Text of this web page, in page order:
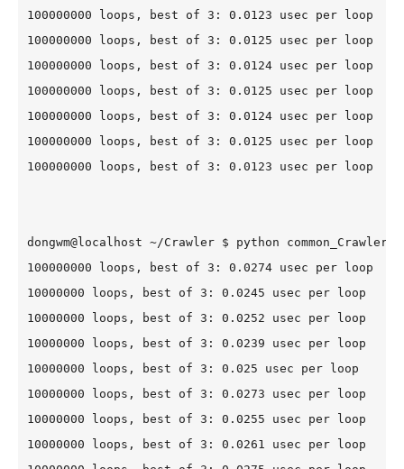
100000000 loops, best of 3: 0.0123 usec per loop
100000000 loops, best of 3: 0.0125 usec per loop
100000000 loops, best of 3: 0.0124 usec per loop
100000000 loops, best of 3: 0.0125 usec per loop
100000000 loops, best of 3: 0.0124 usec per loop
100000000 loops, best of 3: 0.0125 usec per loop
100000000 loops, best of 3: 0.0123 usec per loop  #跑得很慢
dongwm@localhost ~/Crawler $ python
100000000 loops, best of 3: 0.0274 usec per loop
10000000 loops, best of 3: 0.0245 usec per loop
10000000 loops, best of 3: 0.0252 usec per loop
10000000 loops, best of 3: 0.0239 usec per loop
10000000 loops, best of 3: 0.025 usec per loop
10000000 loops, best of 3: 0.0273 usec per loop
10000000 loops, best of 3: 0.0255 usec per loop
10000000 loops, best of 3: 0.0261 usec per loop